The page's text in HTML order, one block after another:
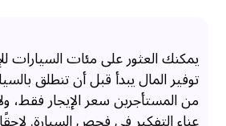
يمكنك العثور على مئات السيارات
توفير المال يبدأ قبل أن تنطلق
من المستأجرين سعر الإيجار فقط،